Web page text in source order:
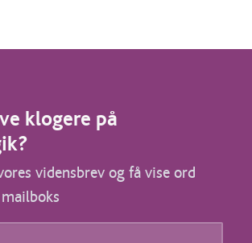
klogere på
vidensbrev og få vise ord